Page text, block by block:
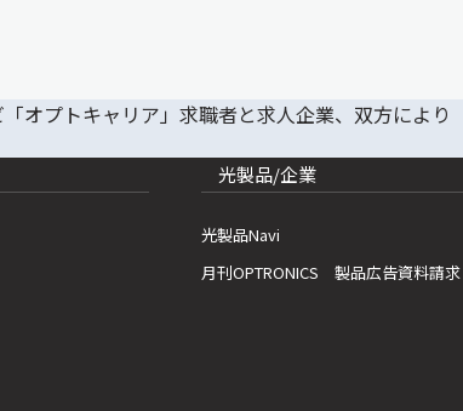
光製品/企業
光製品Navi
月刊OPTRONICS 製品広告資料請求